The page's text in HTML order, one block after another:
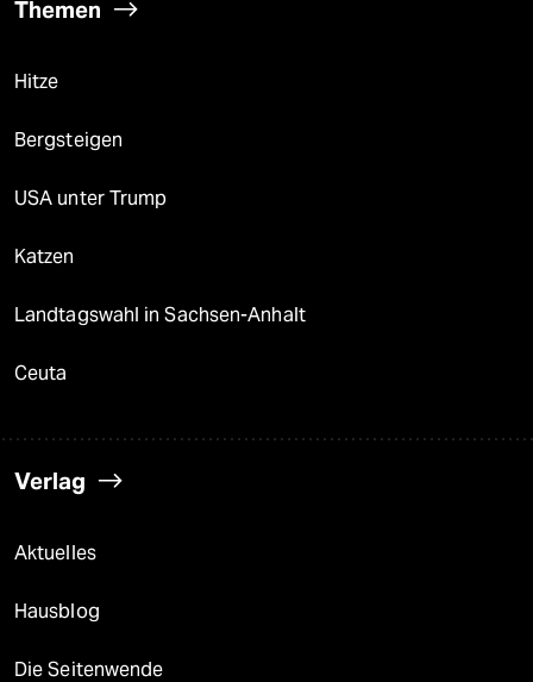
Themen
Hitze
Bergsteigen
USA unter Trump
Katzen
Landtagswahl in Sachsen-Anhalt
Ceuta
Verlag
Aktuelles
Hausblog
Die Seitenwende